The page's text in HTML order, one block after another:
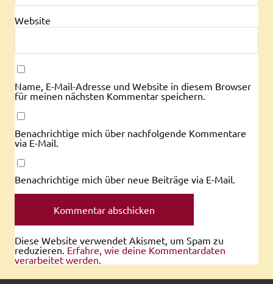
Website
Name, E-Mail-Adresse und Website in diesem Browser
für meinen nächsten Kommentar speichern.
Benachrichtige mich über nachfolgende Kommentare
via E-Mail.
Benachrichtige mich über neue Beiträge via E-Mail.
Diese Website verwendet Akismet, um Spam zu
reduzieren. Erfahre, wie deine Kommentardaten
verarbeitet werden.